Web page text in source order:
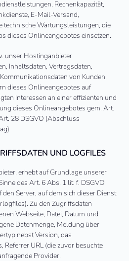
Rechenkapazität,
E-Mail-Versand,
technische Wartungsleistungen, die
dieses Onlineangebotes einsetzen.
unser Hostinganbieter
Inhaltsdaten, Vertragsdaten,
von Kunden,
dieses Onlineangebotes auf
Interessen an einer effizienten und
dieses Onlineangebotes gem. Art.
28 DSGVO (Abschluss
UND LOGFILES
erhebt auf Grundlage unserer
des Art. 6 Abs. 1 lit. f. DSGVO
Server, auf dem sich dieser Dienst
Zu den Zugriffsdaten
Webseite, Datei, Datum und
Datenmenge, Meldung über
nebst Version, das
Referrer URL (die zuvor besuchte
Provider.